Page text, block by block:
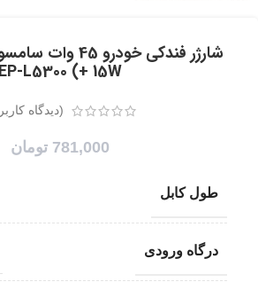
+ 15W) EP-L5300
(دیدگاه کاربر
781,000 تومان
طول کابل
درگاه ورودی